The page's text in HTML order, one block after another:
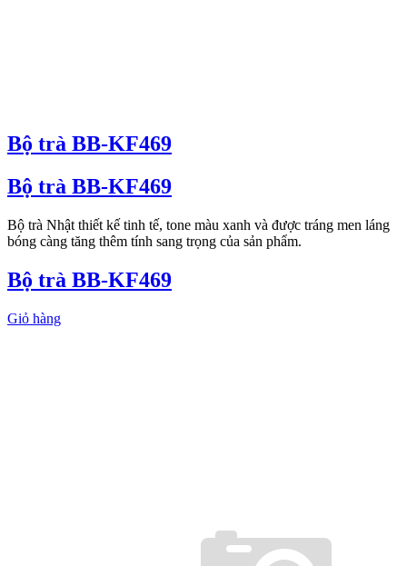
Bộ trà BB-KF469
Bộ trà BB-KF469
Bộ trà Nhật thiết kế tinh tế, tone màu xanh và được tráng men láng
bóng càng tăng thêm tính sang trọng của sản phẩm.
Bộ trà BB-KF469
Giỏ hàng